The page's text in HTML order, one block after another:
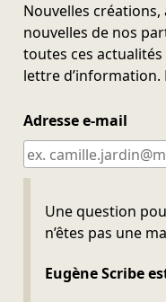
Nouvelles
nouvelles de nos
toutes ces
lettre d’information.
Adresse e-mail
Une question
n’êtes pas une
Eugène Scribe
Ne pas remplir